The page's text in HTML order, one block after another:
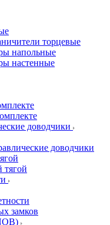
торцевые
напольные
настенные
доводчики
доводчики
тягой
замков